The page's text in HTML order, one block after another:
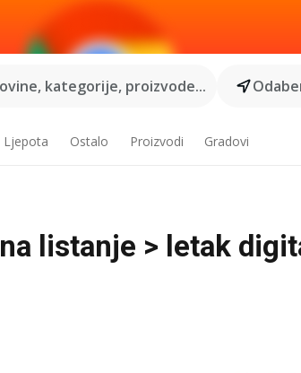
kategorije, proizvode...
Ljepota Ostalo Proizvodi Gradovi
listanje > letak